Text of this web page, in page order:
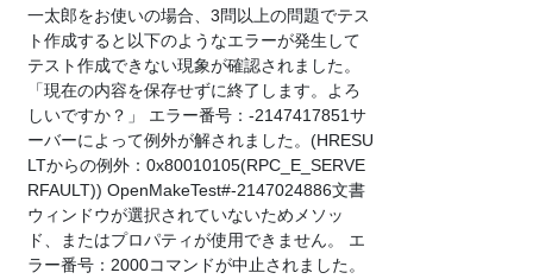
一太郎をお使いの場合、3問以上の問題でテス
ト作成すると以下のようなエラーが発生して
テスト作成できない現象が確認されました。
「現在の内容を保存せずに終了します。よろ
しいですか？」 エラー番号：-2147417851サ
ーバーによって例外が解されました。(HRESU
LTからの例外：0x80010105(RPC_E_SERVE
RFAULT)) OpenMakeTest#-2147024886文書
ウィンドウが選択されていないためメソッ
ド、またはプロパティが使用できません。 エ
ラー番号：2000コマンドが中止されました。